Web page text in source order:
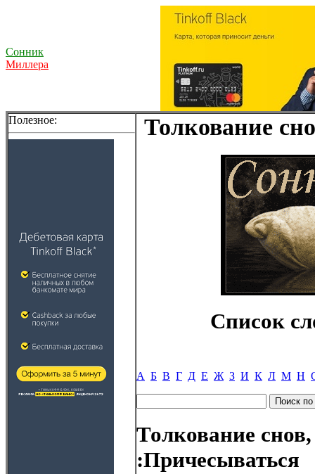
Сонник
Миллера
Полезное: Толкование
Список
А Б В Г Д Е Ж З И К Л М Н
Толкование
:Причесываться